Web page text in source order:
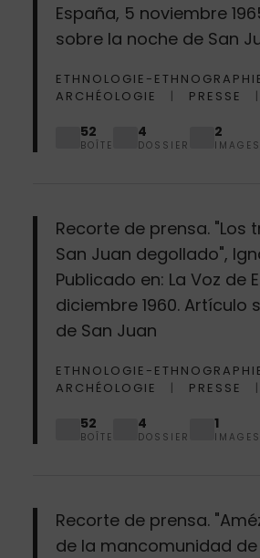
España, 5 noviembre
sobre la noche de San
ETHNOLOGIE-
ARCHÉOLOGIE
PRESSE
52
BOÎTE
4
DOSSIER
2
IMAGES
Recorte de prensa. "Los
San Juan degollado",
Publicado en: La Voz de
diciembre 1960. Artículo
de San Juan
ETHNOLOGIE-
ARCHÉOLOGIE
PRESSE
52
BOÎTE
4
DOSSIER
1
IMAGES
Recorte de prensa.
de la mancomunidad de